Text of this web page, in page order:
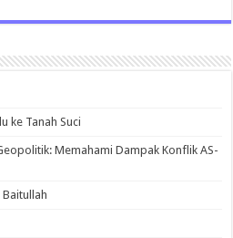
ke Tanah Suci
Memahami Dampak Konflik AS-